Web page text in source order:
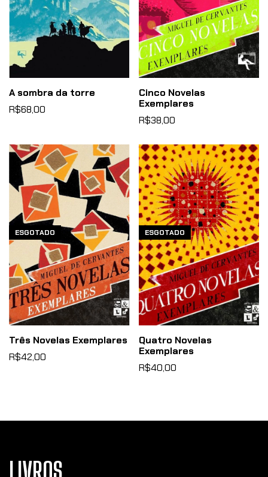
A sombra da torre
R$68,00
Cinco Novelas
Exemplares
R$38,00
ESGOTADO
Três Novelas Exemplares
R$42,00
ESGOTADO
Quatro Novelas
Exemplares
R$40,00
LIVROS